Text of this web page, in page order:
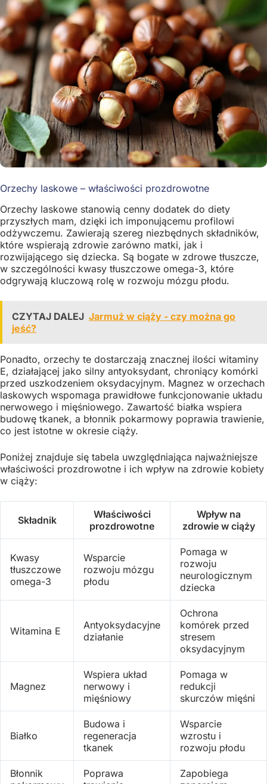
Orzechy laskowe – właściwości prozdrowotne
Orzechy laskowe stanowią cenny dodatek do diety
przyszłych mam, dzięki ich imponującemu profilowi
odżywczemu. Zawierają szereg niezbędnych składników,
które wspierają zdrowie zarówno matki, jak i
rozwijającego się dziecka. Są bogate w zdrowe tłuszcze,
w szczególności kwasy tłuszczowe omega-3, które
odgrywają kluczową rolę w rozwoju mózgu płodu.
CZYTAJ DALEJ Jarmuż w ciąży - czy można go
jeść?
Ponadto, orzechy te dostarczają znacznej ilości witaminy
E, działającej jako silny antyoksydant, chroniący komórki
przed uszkodzeniem oksydacyjnym. Magnez w orzechach
laskowych wspomaga prawidłowe funkcjonowanie układu
nerwowego i mięśniowego. Zawartość białka wspiera
budowę tkanek, a błonnik pokarmowy poprawia trawienie,
co jest istotne w okresie ciąży.
Poniżej znajduje się tabela uwzględniająca najważniejsze
właściwości prozdrowotne i ich wpływ na zdrowie kobiety
w ciąży:
Składnik
Właściwości
prozdrowotne
Wpływ na
zdrowie w ciąży
Kwasy
tłuszczowe
omega-3
Wsparcie
rozwoju mózgu
płodu
Pomaga w
rozwoju
neurologicznym
dziecka
Witamina E
Antyoksydacyjne
działanie
Ochrona
komórek przed
stresem
oksydacyjnym
Magnez
Wspiera układ
nerwowy i
mięśniowy
Pomaga w
redukcji
skurczów mięśni
Białko
Budowa i
regeneracja
tkanek
Wsparcie
wzrostu i
rozwoju płodu
Błonnik
Poprawa
Zapobiega